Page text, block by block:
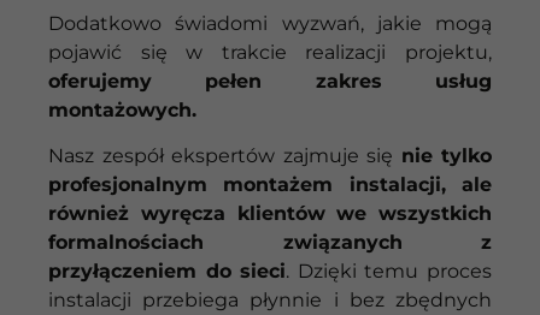
Dodatkowo świadomi wyzwań, jakie mogą
pojawić się w trakcie realizacji projektu,
oferujemy pełen zakres usług
montażowych.
Nasz zespół ekspertów zajmuje się nie tylko
profesjonalnym montażem instalacji, ale
również wyręcza klientów we wszystkich
formalnościach związanych z
przyłączeniem do sieci. Dzięki temu proces
instalacji przebiega płynnie i bez zbędnych